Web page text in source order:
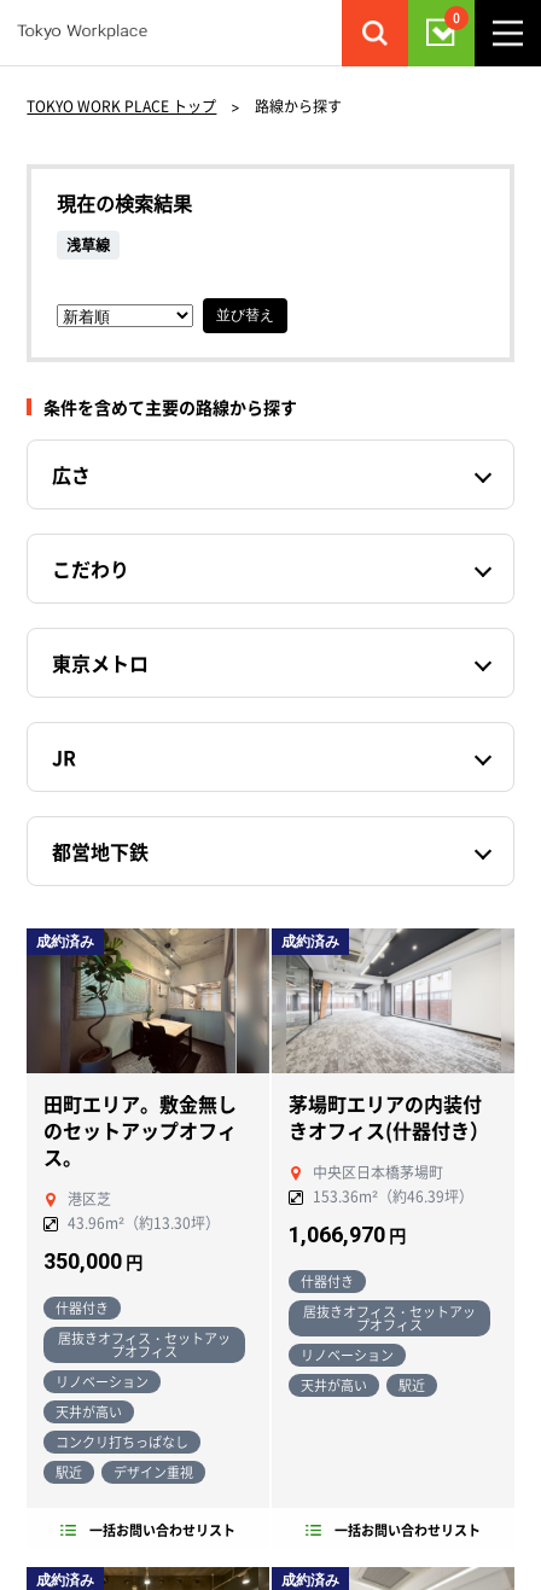
0
TOKYO WORK PLACE トップ >路線から探す
現在の検索結果
浅草線
並び替え
条件を含めて主要の路線から探す
広さ
こだわり
東京メトロ
JR
都営地下鉄
成約済み
田町エリア。敷金無し
のセットアップオフィ
ス。
港区芝
43.96m²（約13.30坪）
350,000 円
什器付き
居抜きオフィス・セットアッ
プオフィス
リノベーション
天井が高い
コンクリ打ちっぱなし
駅近
デザイン重視
一括お問い合わせリスト
成約済み
茅場町エリアの内装付
きオフィス(什器付き）
中央区日本橋茅場町
153.36m²（約46.39坪）
1,066,970 円
什器付き
居抜きオフィス・セットアッ
プオフィス
リノベーション
天井が高い
駅近
一括お問い合わせリスト
成約済み 成約済み